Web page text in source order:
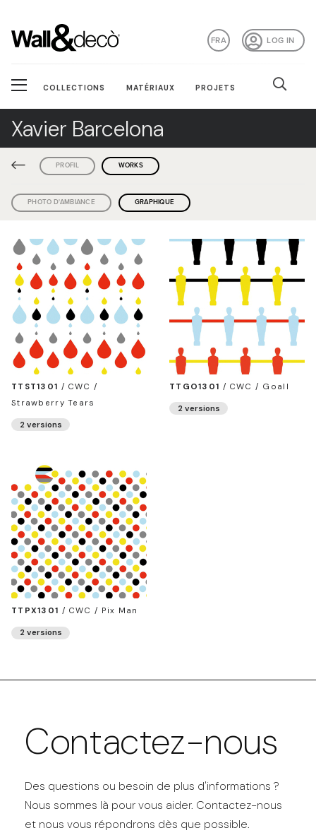
LOG IN
FRA
COLLECTIONS MATÉRIAUX PROJETS
Xavier Barcelona
PROFIL WORKS
PHOTO D'AMBIANCE GRAPHIQUE
TTST1301 / CWC /
Strawberry Tears
2 versions
TTGO1301 / CWC / Goall
2 versions
TTPX1301 / CWC / Pix Man
2 versions
Contactez-nous
Des questions ou besoin de plus d'informations ?
Nous sommes là pour vous aider. Contactez-nous
et nous vous répondrons dès que possible.